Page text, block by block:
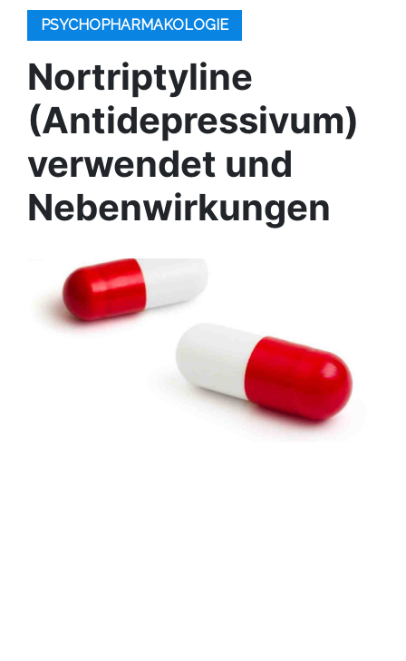
PSYCHOPHARMAKOLOGIE
Nortriptyline
(Antidepressivum)
verwendet und
Nebenwirkungen